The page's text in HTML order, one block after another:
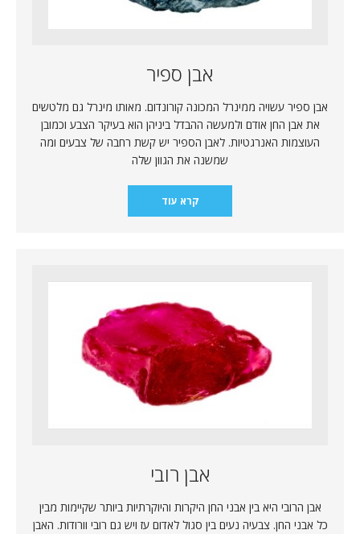
אבן ספיר
אבן ספיר עשויה ממינרל המכונה קורונדום. מאותו מינרל גם מלטשים
את אבן החן אודם ולמעשה ההבדל ביניהן הוא בעיקר הצבע וכמובן
העוצמות האנרגטיות. לאבן הספיר יש קשת רחבה של צבעים ומה
שמשנה את הגוון שלה
קרא עוד
אבן רובי
אבן הרובי היא בין אבני החן היקרות והיוקרתיות ביותר שקיימות מבין
כל אבני החן. צבעיה נעים בין סגול לאדום עז ויש גם רובי וורודות. האבן